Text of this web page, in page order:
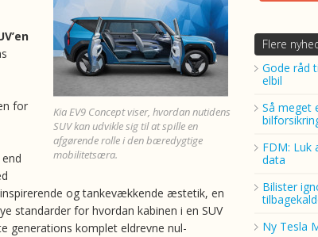
Kia EV9 Concept viser, hvordan nutidens
SUV kan udvikle sig til at spille en
afgørende rolle i den bæredygtige
mobilitetsæra.
for
og tankevækkende æstetik, en
standarder for hvordan kabinen i en SUV
generations komplet eldrevne nul-
Flere
Gode råd
elbil
Så meget
FDM: Luk
data
Bilister
Ny Tesla